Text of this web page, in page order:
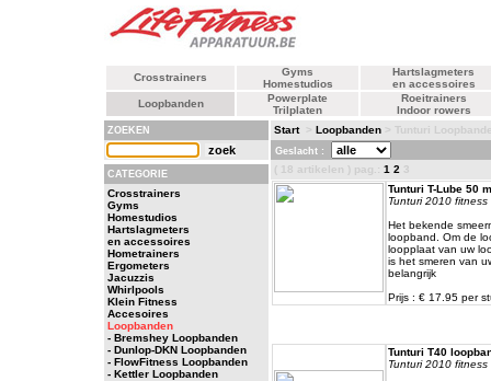
Crosstrainers
Gyms
Homestudios
Hartslagmeters
en accessoires
Loopbanden
Powerplate
Trilplaten
Roeitrainers
Indoor rowers
ZOEKEN
CATEGORIE
Crosstrainers
Gyms
Homestudios
Hartslagmeters
en accessoires
Hometrainers
Ergometers
Jacuzzis
Whirlpools
Klein Fitness
Accesoires
Loopbanden
- Bremshey Loopbanden
- Dunlop-DKN Loopbanden
- FlowFitness Loopbanden
- Kettler Loopbanden
Start> Loopbanden > Tunturi
Geslacht :
( 18 artikelen ) pag.: 1 2 3
Tunturi T-Lube 50
Tunturi 2010 fitness
Het bekende
loopband. Om de
loopplaat van uw
is het smeren van
belangrijk
Prijs : € 17.95 per
Tunturi T40
Tunturi 2010 fitness